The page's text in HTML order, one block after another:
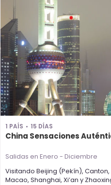
1 PAÍS 15 DÍAS
China Sensaciones
Salidas en Enero - Diciembre
Visitando Beijing (Pekín), Canton,
Macao, Shanghai, Xi’an y